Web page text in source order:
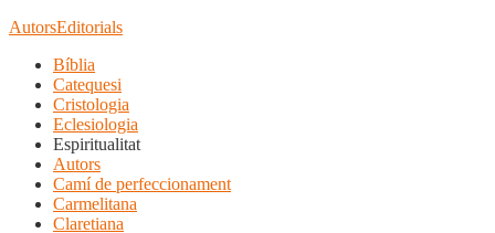
AutorsEditorials
Bíblia
Catequesi
Cristologia
Eclesiologia
Espiritualitat
Autors
Camí de perfeccionament
Carmelitana
Claretiana